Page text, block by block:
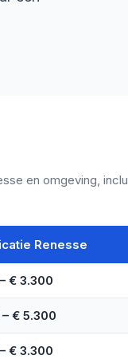
en omgeving,
Renesse
€ 3.300
€ 5.300
€ 3.300